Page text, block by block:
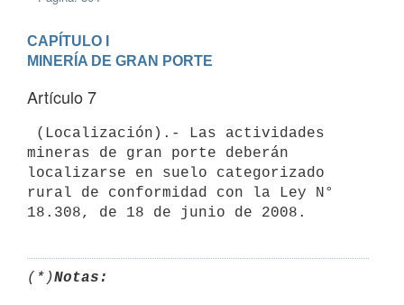
CAPÍTULO I
MINERÍA DE GRAN PORTE
Artículo 7
mineras de gran porte deberán
localizarse en suelo categorizado
rural de conformidad con la Ley N°
(*)Notas: